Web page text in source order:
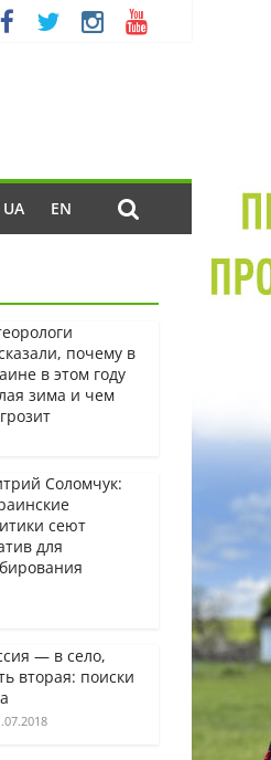
UA EN
почему в
в этом году
зима и чем
Соломчук:
сеют
для
— в село,
вторая: поиски